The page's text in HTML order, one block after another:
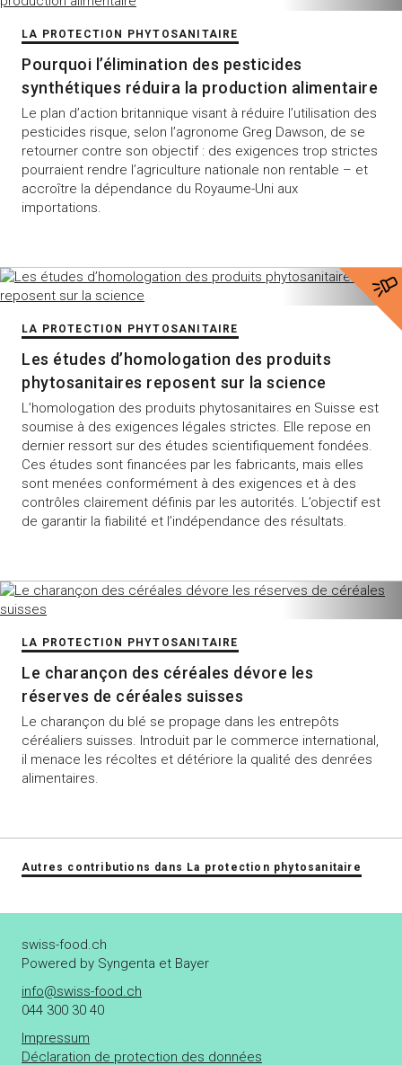
LA PROTECTION PHYTOSANITAIRE
Pourquoi l’élimination des pesticides
synthétiques réduira la production alimentaire
Le plan d’action britannique visant à réduire l’utilisation des
pesticides risque, selon l’agronome Greg Dawson, de se
retourner contre son objectif : des exigences trop strictes
pourraient rendre l’agriculture nationale non rentable – et
accroître la dépendance du Royaume-Uni aux
importations.
LA PROTECTION PHYTOSANITAIRE
Les études d’homologation des produits
phytosanitaires reposent sur la science
L’homologation des produits phytosanitaires en Suisse est
soumise à des exigences légales strictes. Elle repose en
dernier ressort sur des études scientifiquement fondées.
Ces études sont financées par les fabricants, mais elles
sont menées conformément à des exigences et à des
contrôles clairement définis par les autorités. L’objectif est
de garantir la fiabilité et l’indépendance des résultats.
LA PROTECTION PHYTOSANITAIRE
Le charançon des céréales dévore les
réserves de céréales suisses
Le charançon du blé se propage dans les entrepôts
céréaliers suisses. Introduit par le commerce international,
il menace les récoltes et détériore la qualité des denrées
alimentaires.
Autres contributions dans La protection phytosanitaire
swiss-food.ch
Powered by Syngenta et Bayer
info@swiss-food.ch
044 300 30 40
Impressum
Déclaration de protection des données